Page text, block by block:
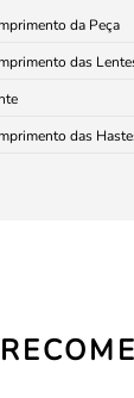
da Peça
das
das